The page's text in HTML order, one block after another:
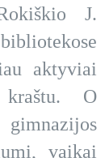
J.
aktyviai
O
vaikai